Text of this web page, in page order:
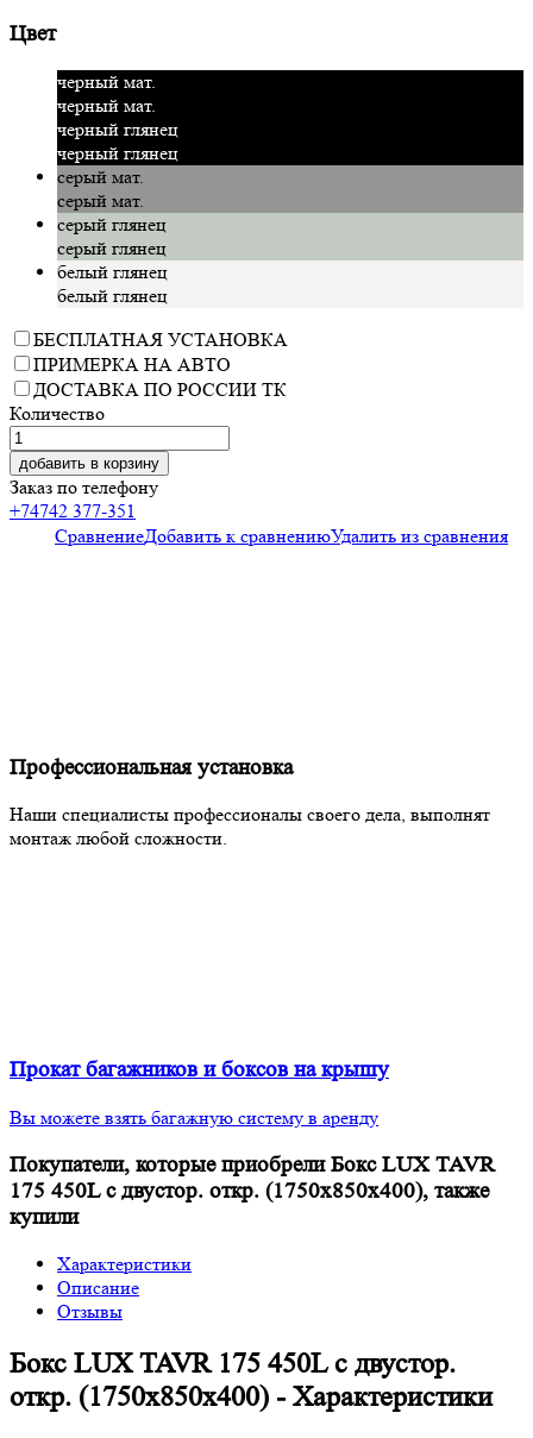
Цвет
черный мат.
черный мат.
черный глянец
черный глянец
серый мат.
серый мат.
серый глянец
серый глянец
белый глянец
белый глянец
БЕСПЛАТНАЯ УСТАНОВКА
ПРИМЕРКА НА АВТО
ДОСТАВКА ПО РОССИИ ТК
Количество
добавить в корзину
Заказ по телефону
+74742 377-351
СравнениеДобавить к сравнениюУдалить из сравнения
Профессиональная установка
Наши специалисты профессионалы своего дела, выполнят
монтаж любой сложности.
Прокат багажников и боксов на крышу
Вы можете взять багажную систему в аренду
Покупатели, которые приобрели Бокс LUX TAVR
175 450L с двустор. откр. (1750х850х400), также
купили
Характеристики
Описание
Отзывы
Бокс LUX TAVR 175 450L с двустор.
откр. (1750х850х400) - Характеристики